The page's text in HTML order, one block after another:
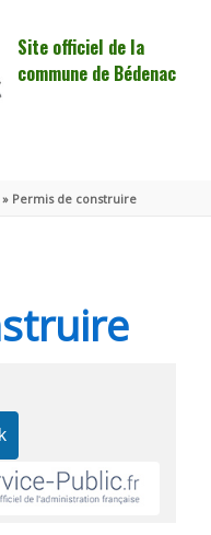
Site officiel de la
commune de Bédenac
Permis de construire